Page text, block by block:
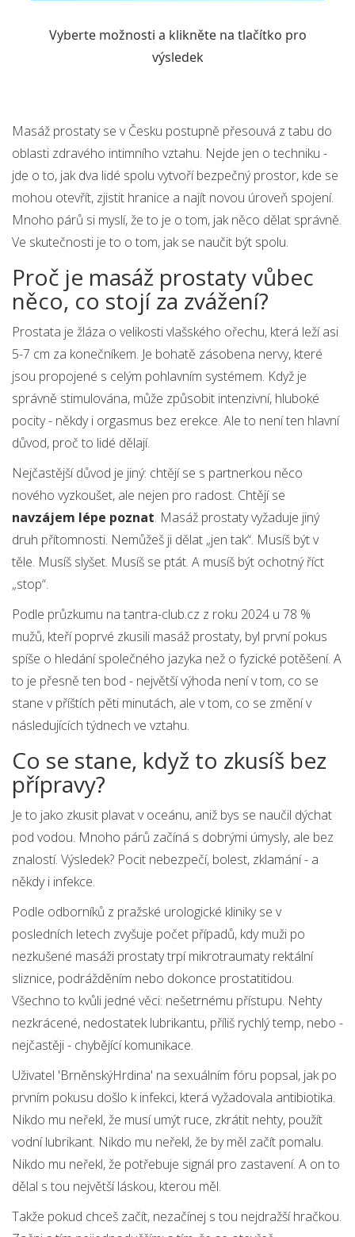
Vyberte možnosti a klikněte na tlačítko pro
výsledek
Masáž prostaty se v Česku postupně přesouvá z tabu do
oblasti zdravého intimního vztahu. Nejde jen o techniku -
jde o to, jak dva lidé spolu vytvoří bezpečný prostor, kde se
mohou otevřít, zjistit hranice a najít novou úroveň spojení.
Mnoho párů si myslí, že to je o tom, jak něco dělat správně.
Ve skutečnosti je to o tom, jak se naučit být spolu.
Proč je masáž prostaty vůbec
něco, co stojí za zvážení?
Prostata je žláza o velikosti vlašského ořechu, která leží asi
5-7 cm za konečníkem. Je bohatě zásobena nervy, které
jsou propojené s celým pohlavním systémem. Když je
správně stimulována, může způsobit intenzivní, hluboké
pocity - někdy i orgasmus bez erekce. Ale to není ten hlavní
důvod, proč to lidé dělají.
Nejčastější důvod je jiný: chtějí se s partnerkou něco
nového vyzkoušet, ale nejen pro radost. Chtějí se
navzájem lépe poznat. Masáž prostaty vyžaduje jiný
druh přítomnosti. Nemůžeš ji dělat „jen tak“. Musíš být v
těle. Musíš slyšet. Musíš se ptát. A musíš být ochotný říct
„stop“.
Podle průzkumu na tantra-club.cz z roku 2024 u 78 %
mužů, kteří poprvé zkusili masáž prostaty, byl první pokus
spíše o hledání společného jazyka než o fyzické potěšení. A
to je přesně ten bod - největší výhoda není v tom, co se
stane v příštích pěti minutách, ale v tom, co se změní v
následujících týdnech ve vztahu.
Co se stane, když to zkusíš bez
přípravy?
Je to jako zkusit plavat v oceánu, aniž bys se naučil dýchat
pod vodou. Mnoho párů začíná s dobrými úmysly, ale bez
znalostí. Výsledek? Pocit nebezpečí, bolest, zklamání - a
někdy i infekce.
Podle odborníků z pražské urologické kliniky se v
posledních letech zvyšuje počet případů, kdy muži po
nezkušené masáži prostaty trpí mikrotraumaty rektální
sliznice, podrážděním nebo dokonce prostatitidou.
Všechno to kvůli jedné věci: nešetrnému přístupu. Nehty
nezkrácené, nedostatek lubrikantu, příliš rychlý temp, nebo -
nejčastěji - chybějící komunikace.
Uživatel 'BrněnskýHrdina' na sexuálním fóru popsal, jak po
prvním pokusu došlo k infekci, která vyžadovala antibiotika.
Nikdo mu neřekl, že musí umýt ruce, zkrátit nehty, použít
vodní lubrikant. Nikdo mu neřekl, že by měl začít pomalu.
Nikdo mu neřekl, že potřebuje signál pro zastavení. A on to
dělal s tou největší láskou, kterou měl.
Takže pokud chceš začít, nezačínej s tou nejdražší hračkou.